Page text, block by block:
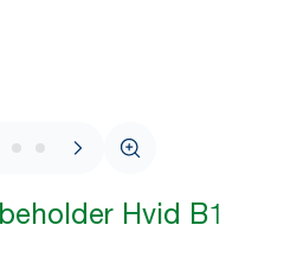
5
Hvid B1